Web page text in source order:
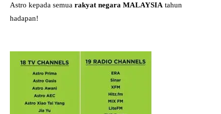
Astro kepada semua rakyat negara MALAYSIA tahun
hadapan!